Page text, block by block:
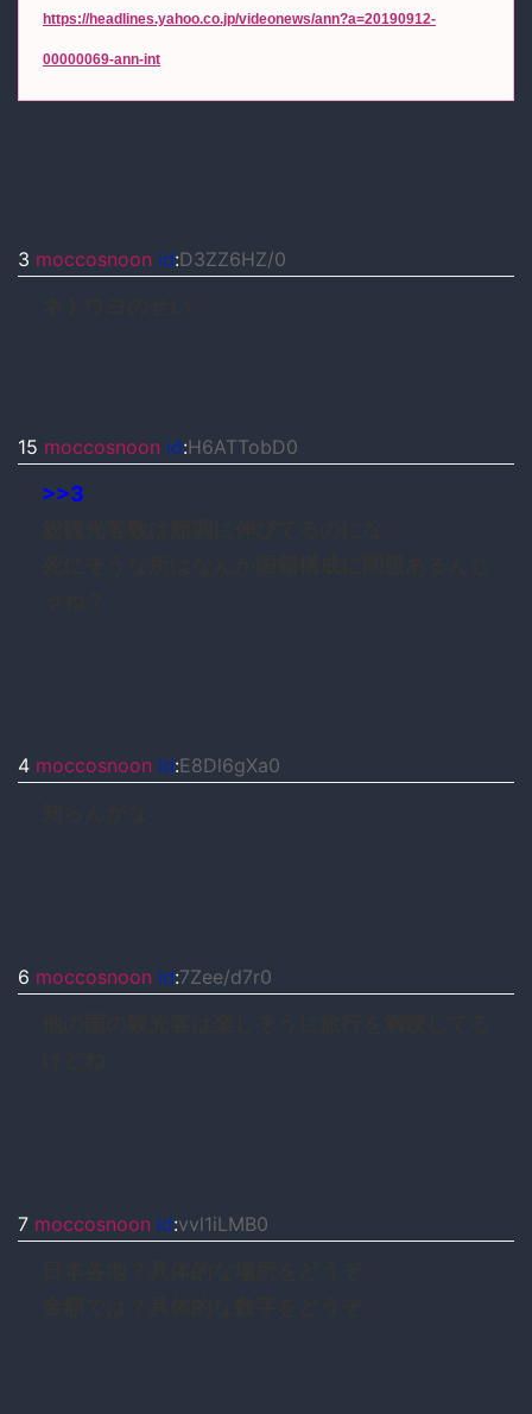
https://headlines.yahoo.co.jp/videonews/ann?a=20190912-
00000069-ann-int
3 moccosnoon id:D3ZZ6HZ/0
15 moccosnoon id:H6ATTobD0
>>3
4 moccosnoon id:E8Dl6gXa0
6 moccosnoon id:7Zee/d7r0
7 moccosnoon id:vvl1iLMB0